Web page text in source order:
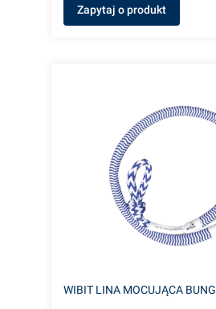
Zapytaj o produkt
WIBIT LINA MOCUJĄCA